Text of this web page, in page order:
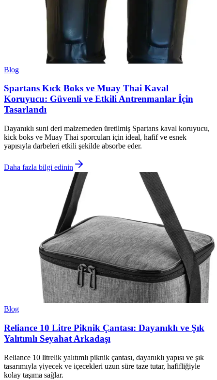
Blog
Spartans Kıck Boks ve Muay Thai Kaval
Koruyucu: Güvenli ve Etkili Antrenmanlar İçin
Tasarlandı
Dayanıklı suni deri malzemeden üretilmiş Spartans kaval koruyucu,
kick boks ve Muay Thai sporcuları için ideal, hafif ve esnek
yapısıyla darbeleri etkili şekilde absorbe eder.
Daha fazla bilgi edinin
Blog
Reliance 10 Litre Piknik Çantası: Dayanıklı ve Şık
Yalıtımlı Seyahat Arkadaşı
Reliance 10 litrelik yalıtımlı piknik çantası, dayanıklı yapısı ve şık
tasarımıyla yiyecek ve içecekleri uzun süre taze tutar, hafifliğiyle
kolay taşıma sağlar.